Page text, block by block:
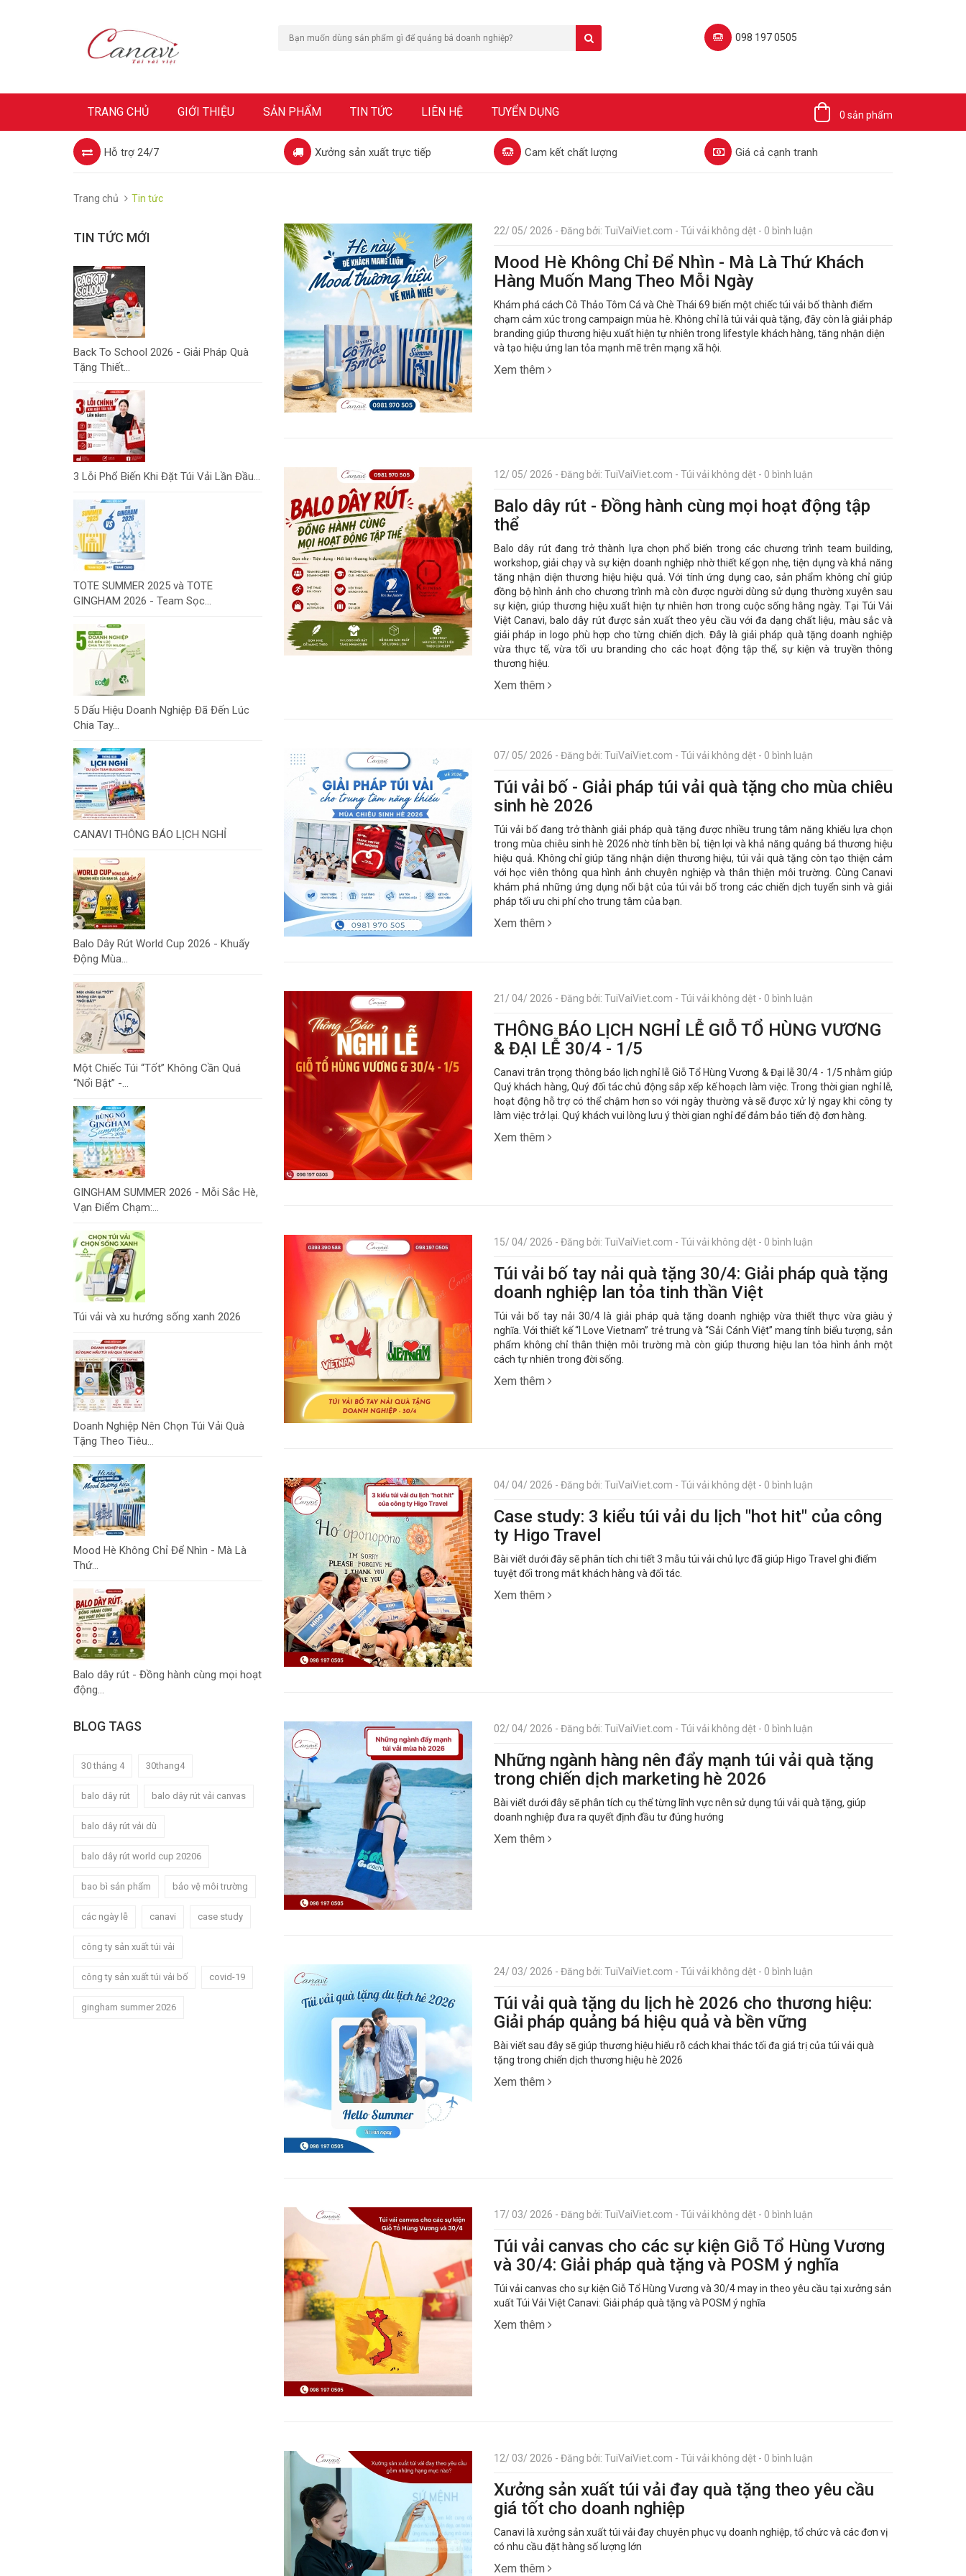
098 197 0505‬
TRANG CHỦ GIỚI THIỆU SẢN PHẨM TIN TỨC LIÊN HỆ TUYỂN DỤNG 0 sản phẩm
Hỗ trợ 24/7 Xưởng sản xuất trực tiếp Cam kết chất lượng Giá cả cạnh tranh
Trang chủ Tin tức
TIN TỨC MỚI
Back To School 2026 - Giải Pháp Quà
Tặng Thiết...
3 Lỗi Phổ Biến Khi Đặt Túi Vải Lần Đầu...
TOTE SUMMER 2025 và TOTE
GINGHAM 2026 - Team Sọc...
5 Dấu Hiệu Doanh Nghiệp Đã Đến Lúc
Chia Tay...
CANAVI THÔNG BÁO LỊCH NGHỈ
Balo Dây Rút World Cup 2026 - Khuấy
Động Mùa...
Một Chiếc Túi “Tốt” Không Cần Quá
“Nổi Bật” -...
GINGHAM SUMMER 2026 - Mỗi Sắc Hè,
Vạn Điểm Chạm:...
Túi vải và xu hướng sống xanh 2026
Doanh Nghiệp Nên Chọn Túi Vải Quà
Tặng Theo Tiêu...
Mood Hè Không Chỉ Để Nhìn - Mà Là
Thứ...
Balo dây rút - Đồng hành cùng mọi hoạt
động...
BLOG TAGS
30 tháng 4 30thang4
balo dây rút balo dây rút vải canvas
balo dây rút vải dù
balo dây rút world cup 20206
bao bì sản phẩm bảo vệ môi trường
các ngày lễ canavi case study
công ty sản xuất túi vải
công ty sản xuất túi vải bố covid-19
gingham summer 2026
22/ 05/ 2026 - Đăng bởi: TuiVaiViet.com - Túi vải không dệt - 0 bình luận
Mood Hè Không Chỉ Để Nhìn - Mà Là Thứ Khách
Hàng Muốn Mang Theo Mỗi Ngày
Khám phá cách Cô Thảo Tôm Cá và Chè Thái 69 biến một chiếc túi vải bố thành điểm
chạm cảm xúc trong campaign mùa hè. Không chỉ là túi vải quà tặng, đây còn là giải pháp
branding giúp thương hiệu xuất hiện tự nhiên trong lifestyle khách hàng, tăng nhận diện
và tạo hiệu ứng lan tỏa mạnh mẽ trên mạng xã hội.
Xem thêm
12/ 05/ 2026 - Đăng bởi: TuiVaiViet.com - Túi vải không dệt - 0 bình luận
Balo dây rút - Đồng hành cùng mọi hoạt động tập
thể
Balo dây rút đang trở thành lựa chọn phổ biến trong các chương trình team building,
workshop, giải chạy và sự kiện doanh nghiệp nhờ thiết kế gọn nhẹ, tiện dụng và khả năng
tăng nhận diện thương hiệu hiệu quả. Với tính ứng dụng cao, sản phẩm không chỉ giúp
đồng bộ hình ảnh cho chương trình mà còn được người dùng sử dụng thường xuyên sau
sự kiện, giúp thương hiệu xuất hiện tự nhiên hơn trong cuộc sống hằng ngày. Tại Túi Vải
Việt Canavi, balo dây rút được sản xuất theo yêu cầu với đa dạng chất liệu, màu sắc và
giải pháp in logo phù hợp cho từng chiến dịch. Đây là giải pháp quà tặng doanh nghiệp
vừa thực tế, vừa tối ưu branding cho các hoạt động tập thể, sự kiện và truyền thông
thương hiệu.
Xem thêm
07/ 05/ 2026 - Đăng bởi: TuiVaiViet.com - Túi vải không dệt - 0 bình luận
Túi vải bố - Giải pháp túi vải quà tặng cho mùa chiêu
sinh hè 2026
Túi vải bố đang trở thành giải pháp quà tặng được nhiều trung tâm năng khiếu lựa chọn
trong mùa chiêu sinh hè 2026 nhờ tính bền bỉ, tiện lợi và khả năng quảng bá thương hiệu
hiệu quả. Không chỉ giúp tăng nhận diện thương hiệu, túi vải quà tặng còn tạo thiện cảm
với học viên thông qua hình ảnh chuyên nghiệp và thân thiện môi trường. Cùng Canavi
khám phá những ứng dụng nổi bật của túi vải bố trong các chiến dịch tuyển sinh và giải
pháp tối ưu chi phí cho trung tâm của bạn.
Xem thêm
21/ 04/ 2026 - Đăng bởi: TuiVaiViet.com - Túi vải không dệt - 0 bình luận
THÔNG BÁO LỊCH NGHỈ LỄ GIỖ TỔ HÙNG VƯƠNG
& ĐẠI LỄ 30/4 - 1/5
Canavi trân trọng thông báo lịch nghỉ lễ Giỗ Tổ Hùng Vương & Đại lễ 30/4 - 1/5 nhằm giúp
Quý khách hàng, Quý đối tác chủ động sắp xếp kế hoạch làm việc. Trong thời gian nghỉ lễ,
hoạt động hỗ trợ có thể chậm hơn so với ngày thường và sẽ được xử lý ngay khi công ty
làm việc trở lại. Quý khách vui lòng lưu ý thời gian nghỉ để đảm bảo tiến độ đơn hàng.
Xem thêm
15/ 04/ 2026 - Đăng bởi: TuiVaiViet.com - Túi vải không dệt - 0 bình luận
Túi vải bố tay nải quà tặng 30/4: Giải pháp quà tặng
doanh nghiệp lan tỏa tinh thần Việt
Túi vải bố tay nải 30/4 là giải pháp quà tặng doanh nghiệp vừa thiết thực vừa giàu ý
nghĩa. Với thiết kế “I Love Vietnam” trẻ trung và “Sải Cánh Việt” mang tính biểu tượng, sản
phẩm không chỉ thân thiện môi trường mà còn giúp thương hiệu lan tỏa hình ảnh một
cách tự nhiên trong đời sống.
Xem thêm
04/ 04/ 2026 - Đăng bởi: TuiVaiViet.com - Túi vải không dệt - 0 bình luận
Case study: 3 kiểu túi vải du lịch "hot hit" của công
ty Higo Travel
Bài viết dưới đây sẽ phân tích chi tiết 3 mẫu túi vải chủ lực đã giúp Higo Travel ghi điểm
tuyệt đối trong mắt khách hàng và đối tác.
Xem thêm
02/ 04/ 2026 - Đăng bởi: TuiVaiViet.com - Túi vải không dệt - 0 bình luận
Những ngành hàng nên đẩy mạnh túi vải quà tặng
trong chiến dịch marketing hè 2026
Bài viết dưới đây sẽ phân tích cụ thể từng lĩnh vực nên sử dụng túi vải quà tặng, giúp
doanh nghiệp đưa ra quyết định đầu tư đúng hướng
Xem thêm
24/ 03/ 2026 - Đăng bởi: TuiVaiViet.com - Túi vải không dệt - 0 bình luận
Túi vải quà tặng du lịch hè 2026 cho thương hiệu:
Giải pháp quảng bá hiệu quả và bền vững
Bài viết sau đây sẽ giúp thương hiệu hiểu rõ cách khai thác tối đa giá trị của túi vải quà
tặng trong chiến dịch thương hiệu hè 2026
Xem thêm
17/ 03/ 2026 - Đăng bởi: TuiVaiViet.com - Túi vải không dệt - 0 bình luận
Túi vải canvas cho các sự kiện Giỗ Tổ Hùng Vương
và 30/4: Giải pháp quà tặng và POSM ý nghĩa
Túi vải canvas cho sự kiện Giỗ Tổ Hùng Vương và 30/4 may in theo yêu cầu tại xưởng sản
xuất Túi Vải Việt Canavi: Giải pháp quà tặng và POSM ý nghĩa
Xem thêm
12/ 03/ 2026 - Đăng bởi: TuiVaiViet.com - Túi vải không dệt - 0 bình luận
Xưởng sản xuất túi vải đay quà tặng theo yêu cầu
giá tốt cho doanh nghiệp
Canavi là xưởng sản xuất túi vải đay chuyên phục vụ doanh nghiệp, tổ chức và các đơn vị
có nhu cầu đặt hàng số lượng lớn
Xem thêm